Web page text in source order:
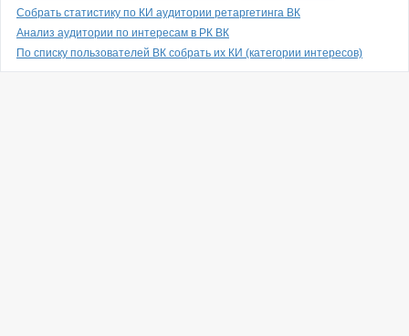
Собрать статистику по КИ аудитории ретаргетинга ВК
Анализ аудитории по интересам в РК ВК
По списку пользователей ВК собрать их КИ (категории интересов)